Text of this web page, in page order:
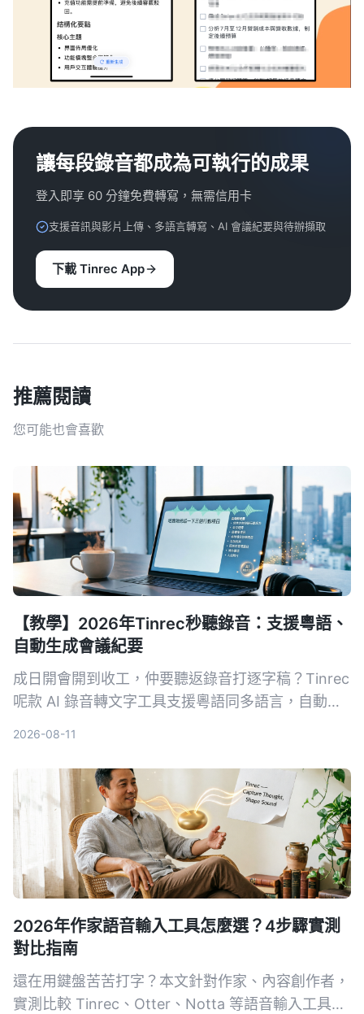
讓每段錄音都成為可執行的成果
登入即享 60 分鐘免費轉寫，無需信用卡
支援音訊與影片上傳、多語言轉寫、AI 會議紀要與待辦擷取
下載 Tinrec App
推薦閱讀
您可能也會喜歡
【教學】2026年Tinrec秒聽錄音：支援粵語、
自動生成會議紀要
成日開會開到收工，仲要聽返錄音打逐字稿？Tinrec
呢款 AI 錄音轉文字工具支援粵語同多語言，自動生
他工具對比同避坑指南，睇完即刻識揀。
2026-08-11
2026年作家語音輸入工具怎麼選？4步驟實測
對比指南
還在用鍵盤苦苦打字？本文針對作家、內容創作者，
實測比較 Tinrec、Otter、Notta 等語音輸入工具，